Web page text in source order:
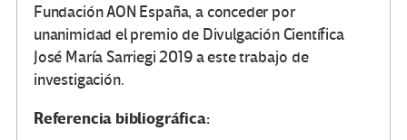
Fundación AON España, a conceder por
unanimidad el premio de Divulgación Científica
José María Sarriegi 2019 a este trabajo de
investigación.
Referencia bibliográfica: